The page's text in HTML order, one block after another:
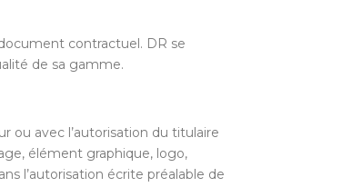
contractuel. DR se
de sa gamme.
ou avec l’autorisation du titulaire
élément graphique, logo,
l’autorisation écrite préalable de